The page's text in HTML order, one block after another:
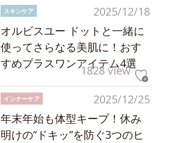
2025/12/18
スキンケア
オルビスユー ドットと一緒に
使ってさらなる美肌に！おす
すめプラスワンアイテム4選
1828 view
2025/12/25
インナーケア
年末年始も体型キープ！休み
明けの“ドキッ”を防ぐ3つのヒ